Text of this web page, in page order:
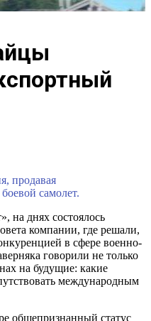
продавая
самолет.
на днях состоялось
компании, где решали,
в сфере военно-
говорили не только
на будущие: какие
международным
общепризнанный статус